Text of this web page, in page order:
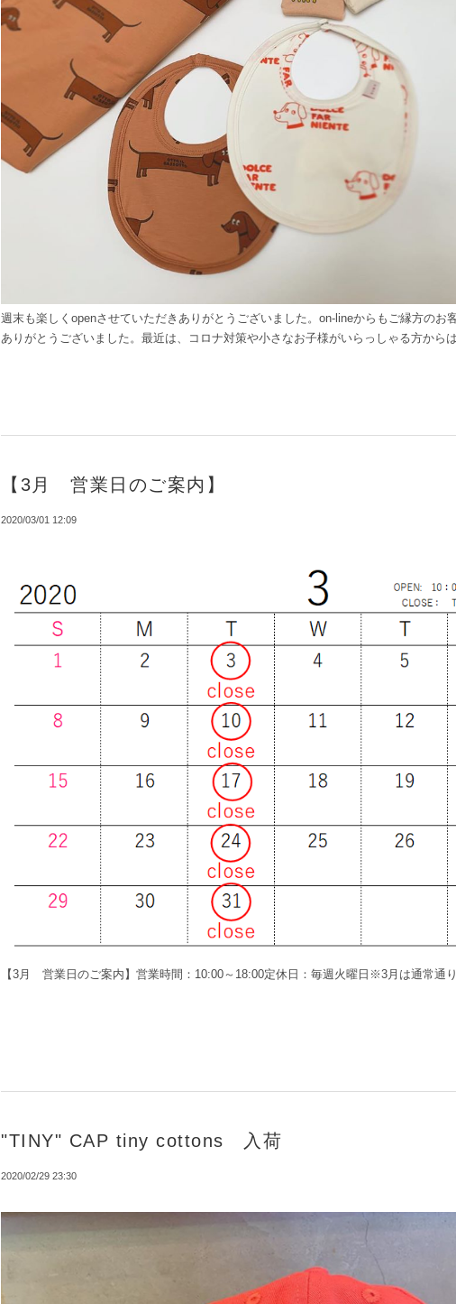
週末も楽しくopenさせていただきありがとうございました。on-lineからもご縁方の
ありがとうございました。最近は、コロナ対策や小さなお子様がいらっしゃる方から
【3月 営業日のご案内】
2020/03/01 12:09
【3月 営業日のご案内】営業時間：10:00～18:00定休日：毎週火曜日※3月は通常通り
"TINY" CAP tiny cottons 入荷
2020/02/29 23:30